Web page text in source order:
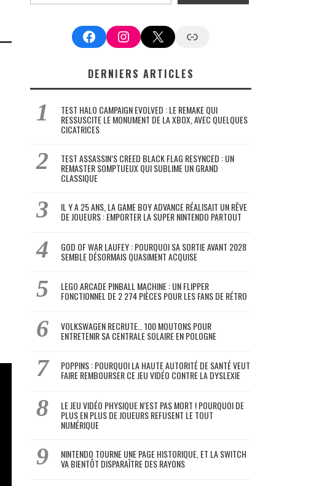
FacebookInstagram
X Google News
DERNIERS ARTICLES
TEST HALO CAMPAIGN EVOLVED : LE REMAKE QUI
RESSUSCITE LE MONUMENT DE LA XBOX, AVEC QUELQUES
CICATRICES
TEST ASSASSIN’S CREED BLACK FLAG RESYNCED : UN
REMASTER SOMPTUEUX QUI SUBLIME UN GRAND
CLASSIQUE
IL Y A 25 ANS, LA GAME BOY ADVANCE RÉALISAIT UN RÊVE
DE JOUEURS : EMPORTER LA SUPER NINTENDO PARTOUT
GOD OF WAR LAUFEY : POURQUOI SA SORTIE AVANT 2028
SEMBLE DÉSORMAIS QUASIMENT ACQUISE
LEGO ARCADE PINBALL MACHINE : UN FLIPPER
FONCTIONNEL DE 2 274 PIÈCES POUR LES FANS DE RÉTRO
VOLKSWAGEN RECRUTE… 100 MOUTONS POUR
ENTRETENIR SA CENTRALE SOLAIRE EN POLOGNE
POPPINS : POURQUOI LA HAUTE AUTORITÉ DE SANTÉ VEUT
FAIRE REMBOURSER CE JEU VIDÉO CONTRE LA DYSLEXIE
LE JEU VIDÉO PHYSIQUE N’EST PAS MORT ! POURQUOI DE
PLUS EN PLUS DE JOUEURS REFUSENT LE TOUT
NUMÉRIQUE
NINTENDO TOURNE UNE PAGE HISTORIQUE, ET LA SWITCH
VA BIENTÔT DISPARAÎTRE DES RAYONS